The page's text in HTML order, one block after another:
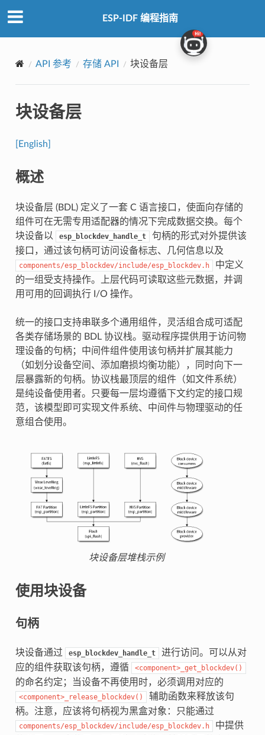
ESP-IDF 编程指南
API 参考 存储 API 块设备层
块设备层
[English]
概述
块设备层 (BDL) 定义了一套 C 语言接口，使面向存储的
组件可在无需专用适配器的情况下完成数据交换。每个
块设备以
esp_blockdev_handle_t
句柄的形式对外提供该
接口，通过该句柄可访问设备标志、几何信息以及
components/esp_blockdev/include/esp_blockdev.h
中定义
的一组受支持操作。上层代码可读取这些元数据，并调
用可用的回调执行 I/O 操作。
统一的接口支持串联多个通用组件，灵活组合成可适配
各类存储场景的 BDL 协议栈。驱动程序提供用于访问物
理设备的句柄；中间件组件使用该句柄并扩展其能力
（如划分设备空间、添加磨损均衡功能），同时向下一
层暴露新的句柄。协议栈最顶层的组件（如文件系统）
是纯设备使用者。只要每一层均遵循下文约定的接口规
范，该模型即可实现文件系统、中间件与物理驱动的任
意组合使用。
块设备层堆栈示例
使用块设备
句柄
块设备通过 esp_blockdev_handle_t
进行访问。可以从对
应的组件获取该句柄，遵循
<component>_get_blockdev()
的命名约定；当设备不再使用时，必须调用对应的
<component>_release_blockdev()
辅助函数来释放该句
柄。注意，应该将句柄视为黑盒对象：只能通过
components/esp_blockdev/include/esp_blockdev.h
中提供